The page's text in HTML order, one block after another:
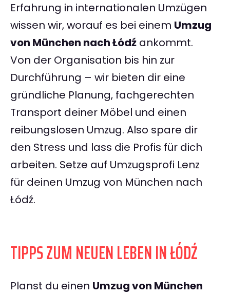
Erfahrung in internationalen Umzügen
wissen wir, worauf es bei einem Umzug
von München nach Łódź ankommt.
Von der Organisation bis hin zur
Durchführung – wir bieten dir eine
gründliche Planung, fachgerechten
Transport deiner Möbel und einen
reibungslosen Umzug. Also spare dir
den Stress und lass die Profis für dich
arbeiten. Setze auf Umzugsprofi Lenz
für deinen Umzug von München nach
Łódź.
TIPPS ZUM NEUEN LEBEN IN ŁÓDŹ
Planst du einen Umzug von München